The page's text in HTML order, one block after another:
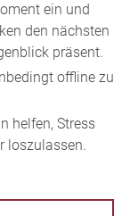
ein und
den nächsten
präsent.
offline zu
helfen, Stress
loszulassen.